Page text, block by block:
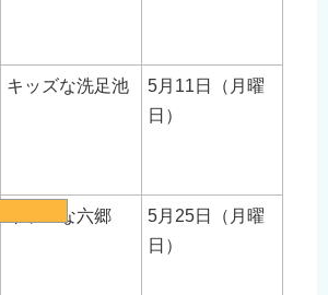
キッズな洗足池
5月11日（月曜
日）
キッズな六郷
5月25日（月曜
日）